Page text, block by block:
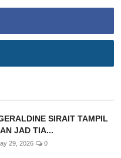
SIRAIT TAMPIL
JAD TIA...
29, 2026 0